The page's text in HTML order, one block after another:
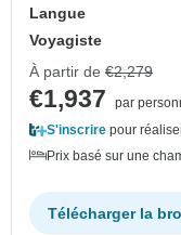
Langue
Voyagiste
À partir de €2,279
€1,937
par
S'inscrire pour
Prix basé sur une
Télécharger la